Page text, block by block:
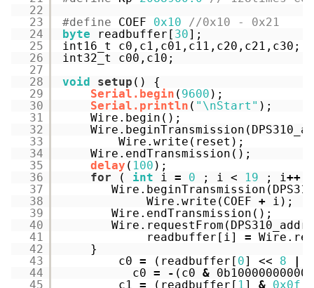
22
23
24
25
26
27
28
29
30
31
32
33
34
35
36
37
38
39
40
41
42
43
44
45
#define
COEF 0x10
//0x10 - 0x21
byte
readbuffer[ 30];
int16_t c0,c1,c01,c11,c20,c21,c30;
int32_t c00,c10;
void
setup () {
Serial.begin ( 9600 );
Serial.println ( "\nStart" );
Wire.begin();
Wire.write(reset);
Wire.endTransmission();
delay ( 100 );
for
( int i = 0 ; i < 19 ; i++
Wire.write(COEF + i);
Wire.endTransmission();
readbuffer[i] =
}
c0 = (readbuffer[ 0] << 8
c0 = - (c0 &
c1 = (readbuffer[ 1] & 0x0f